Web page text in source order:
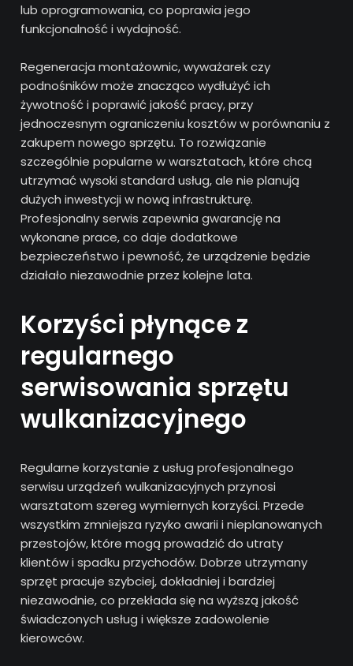
lub oprogramowania, co poprawia jego
funkcjonalność i wydajność.
Regeneracja montażownic, wyważarek czy
podnośników może znacząco wydłużyć ich
żywotność i poprawić jakość pracy, przy
jednoczesnym ograniczeniu kosztów w porównaniu z
zakupem nowego sprzętu. To rozwiązanie
szczególnie popularne w warsztatach, które chcą
utrzymać wysoki standard usług, ale nie planują
dużych inwestycji w nową infrastrukturę.
Profesjonalny serwis zapewnia gwarancję na
wykonane prace, co daje dodatkowe
bezpieczeństwo i pewność, że urządzenie będzie
działało niezawodnie przez kolejne lata.
Korzyści płynące z
regularnego
serwisowania sprzętu
wulkanizacyjnego
Regularne korzystanie z usług profesjonalnego
serwisu urządzeń wulkanizacyjnych przynosi
warsztatom szereg wymiernych korzyści. Przede
wszystkim zmniejsza ryzyko awarii i nieplanowanych
przestojów, które mogą prowadzić do utraty
klientów i spadku przychodów. Dobrze utrzymany
sprzęt pracuje szybciej, dokładniej i bardziej
niezawodnie, co przekłada się na wyższą jakość
świadczonych usług i większe zadowolenie
kierowców.